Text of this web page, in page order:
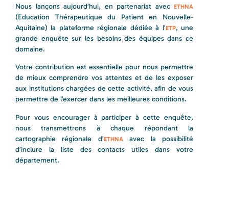
Nous lançons aujourd’hui, en partenariat avec ETHNA
(Education Thérapeutique du Patient en Nouvelle-
Aquitaine) la plateforme régionale dédiée à l’ETP, une
grande enquête sur les besoins des équipes dans ce
domaine.
Votre contribution est essentielle pour nous permettre
de mieux comprendre vos attentes et de les exposer
aux institutions chargées de cette activité, afin de vous
permettre de l’exercer dans les meilleures conditions.
Pour vous encourager à participer à cette enquête,
nous transmettrons à chaque répondant la
cartographie régionale d’ETHNAavec la possibilité
d’inclure la liste des contacts utiles dans votre
département.